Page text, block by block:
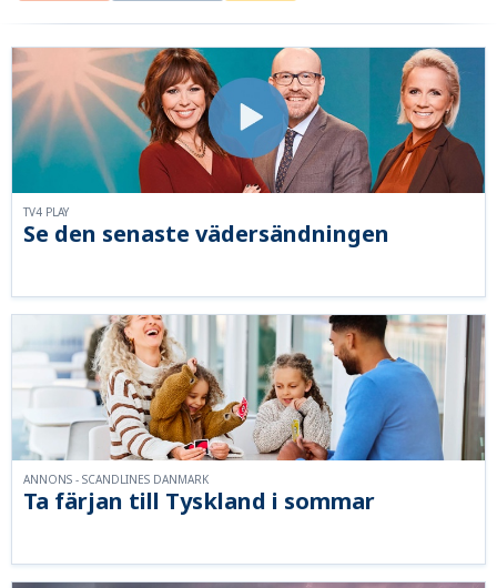
Se den senaste vädersändningen
TV4 PLAY
Ta färjan till Tyskland i sommar
ANNONS - SCANDLINES DANMARK